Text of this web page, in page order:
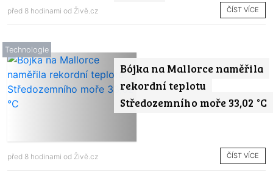
před 8 hodinami od Živě.cz ČÍST VÍCE
Bójka na Mallorce naměřila
rekordní teplotu
Středozemního moře 33,02 °C
Technologie
před 8 hodinami od Živě.cz ČÍST VÍCE